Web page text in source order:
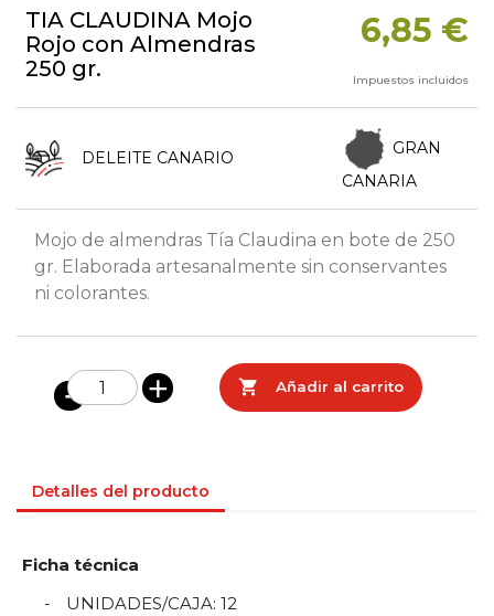
TIA CLAUDINA Mojo
Rojo con Almendras
250 gr.
6,85 €
Impuestos incluidos
DELEITE CANARIO
GRAN
CANARIA
Mojo de almendras Tía Claudina en bote de 250
gr. Elaborada artesanalmente sin conservantes
ni colorantes.
 Añadir al carrito
Detalles del producto
Ficha técnica
UNIDADES/CAJA: 12